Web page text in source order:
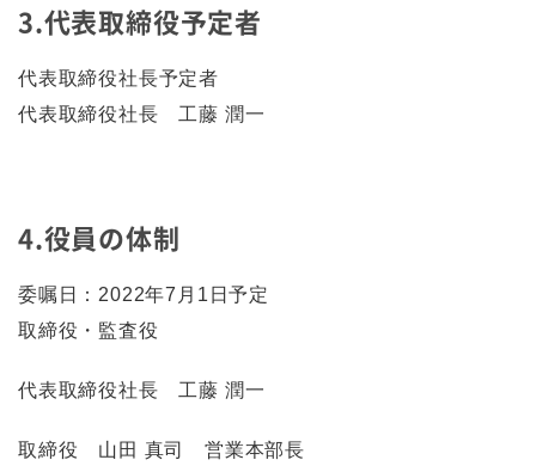
3.代表取締役予定者
代表取締役社長予定者
代表取締役社長 工藤 潤一
4.役員の体制
委嘱日：2022年7月1日予定
取締役・監査役
代表取締役社長 工藤 潤一
取締役 山田 真司 営業本部長